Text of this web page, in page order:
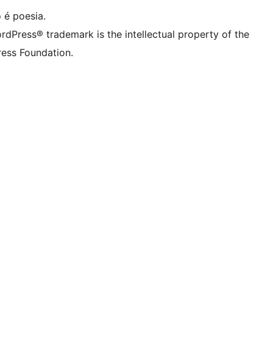
é poesia.
trademark is the intellectual property of the
Foundation.